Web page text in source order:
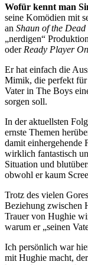
Wofür kennt man
seine Komödien mit
an Shaun of the Dead
nerdigen
oder Ready Player
Er hat einfach die
Mimik, die perfekt für
Vater in The Boys
sorgen soll.
In der aktuellsten
ernste Themen
damit einhergehende
wirklich fantastisch
Situation und
obwohl er kaum
Trotz des vielen
Beziehung zwischen
Trauer von Hughie
warum er seinen
Ich persönlich war
mit Hughie macht,